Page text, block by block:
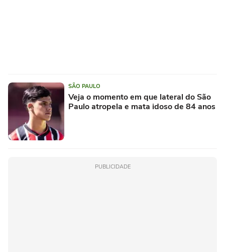
SÃO PAULO
Veja o momento em que lateral do São
Paulo atropela e mata idoso de 84 anos
PUBLICIDADE